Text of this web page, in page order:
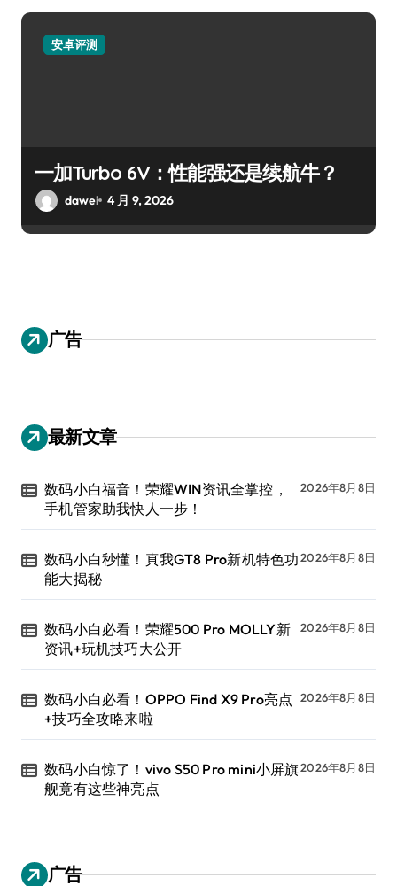
安卓评测
一加Turbo 6V：性能强还是续航牛？
dawei 4 月 9, 2026
广告
最新文章
数码小白福音！荣耀WIN资讯全掌控，
手机管家助我快人一步！
2026年8月8日
数码小白秒懂！真我GT8 Pro新机特色功
能大揭秘
2026年8月8日
数码小白必看！荣耀500 Pro MOLLY新
资讯+玩机技巧大公开
2026年8月8日
数码小白必看！OPPO Find X9 Pro亮点
+技巧全攻略来啦
2026年8月8日
数码小白惊了！vivo S50 Pro mini小屏旗
舰竟有这些神亮点
2026年8月8日
广告